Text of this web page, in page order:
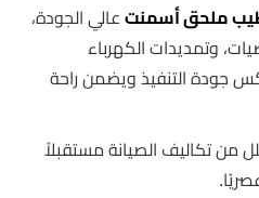
ملحق أسمنتعالي الجودة،
وتمديدات الكهرباء
جودة التنفيذ ويضمن راحة
من تكاليف الصيانة مستقبلاً